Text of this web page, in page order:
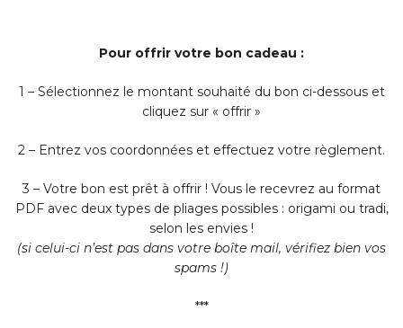
Pour offrir votre bon cadeau :
1 – Sélectionnez le montant souhaité du bon ci-dessous et
cliquez sur « offrir »
2 – Entrez vos coordonnées et effectuez votre règlement.
3 – Votre bon est prêt à offrir ! Vous le recevrez au format
PDF avec deux types de pliages possibles : origami ou tradi,
selon les envies !
(si celui-ci n’est pas dans votre boîte mail, vérifiez bien vos
spams !)
***